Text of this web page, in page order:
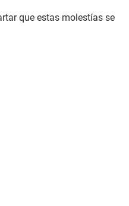
que estas molestías se